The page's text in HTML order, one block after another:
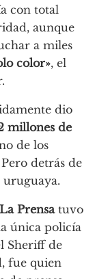
con total
aunque
a miles
color», el
dio
millones de
de los
detrás de
uruguaya.
Prensatuvo
única policía
Sheriff de
fue quien